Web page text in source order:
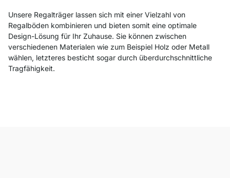
Unsere Regalträger lassen sich mit einer Vielzahl von
Regalböden kombinieren und bieten somit eine optimale
Design-Lösung für Ihr Zuhause. Sie können zwischen
verschiedenen Materialen wie zum Beispiel Holz oder Metall
wählen, letzteres besticht sogar durch überdurchschnittliche
Tragfähigkeit.